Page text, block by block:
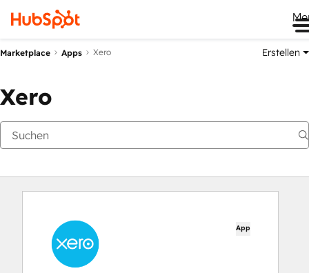
Marketplace Apps Xero Erstellen
Xero
App